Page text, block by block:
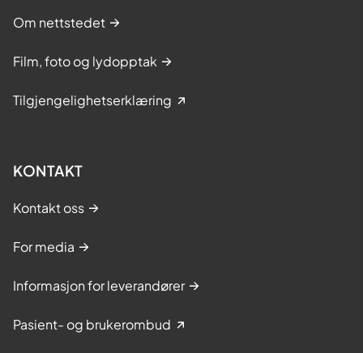
Om nettstedet
Film, foto og lydopptak
Tilgjengelighetserklæring
KONTAKT
Kontakt oss
For media
Informasjon for leverandører
Pasient- og brukerombud